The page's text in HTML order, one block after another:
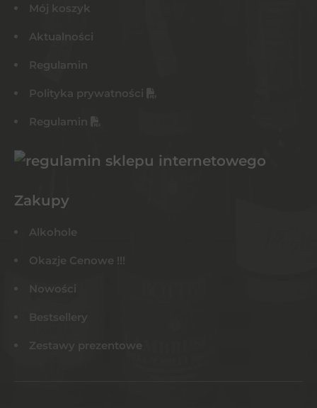
Mój koszyk
Aktualności
Regulamin
Polityka prywatności
Regulamin
Zakupy
Alkohole
Okazje Cenowe !!!
Nowości
Bestsellery
Zestawy prezentowe